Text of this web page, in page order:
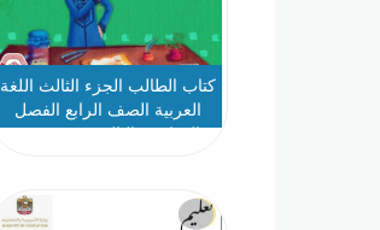
كتاب الطالب الجزء الثالث اللغة
العربية الصف الرابع الفصل
الدراسي الثالث 2025-2026